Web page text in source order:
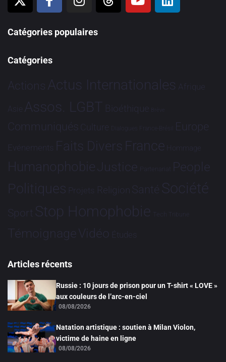
Catégories populaires
Catégories
Actions Actus Internationales Afrique
Asie Assos. LGBT Bioéthique Brève
Communiqués Culture Dialogues France-Brésil Europe
Evénements Faits Divers France Hommage
HumanophobieJustice Partenariat People
Politiques Projets Religion Santé Société
Sport Stop Homophobie Tech Tribune
TémoignageVidéo Études
Articles récents
Russie : 10 jours de prison pour un T-shirt « LOVE »
aux couleurs de l’arc-en-ciel
08/08/2026
Natation artistique : soutien à Milan Violon,
victime de haine en ligne
08/08/2026